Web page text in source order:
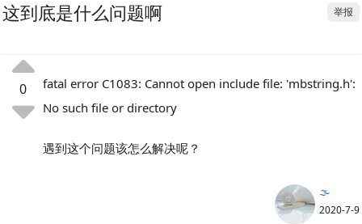
举报
这到底是什么问题啊
0
fatal error C1083: Cannot open include file: 'mbstring.h':
No such file or directory
遇到这个问题该怎么解决呢？
🌫️
2020-7-9